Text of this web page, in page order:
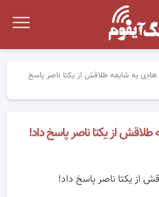
هادی به شایعه طلاقش از یکتا ناصر پاسخ
از یکتا ناصر پاسخ داد!
از یکتا ناصر پاسخ داد!